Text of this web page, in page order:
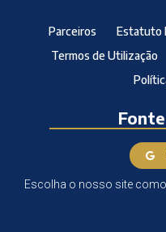
Parceiros Estatuto
Termos de Utilização
Escolha o nosso site